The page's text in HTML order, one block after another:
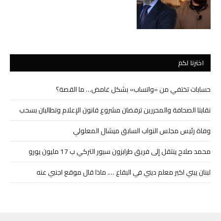
اخترنا لكم
حسابات تختفي من «واتساب» بشكل غامض… ما القصة؟
نقابتا الصحافة والمحررين ترفضان مشروع قانون الإعلام وتطالبان بسحب
وفاة رئيس مجلس النواب السابق ميشال المعلولي
محمد صلاح ينتقل إلى فريق طرابزون سبور التركي ب 17 مليون يورو
لبنان يبني اكبر معلم ديني في البقاع …. ماذا قال موقع اجنبي عنه